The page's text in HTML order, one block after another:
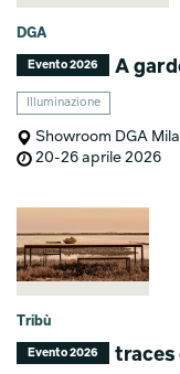
DGA
Evento 2026 A
Illuminazione
Showroom DGA
20-26 aprile 2026
Tribù
Evento 2026 traces